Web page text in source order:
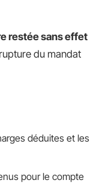
restée sans effet
du mandat
déduites et les
pour le compte